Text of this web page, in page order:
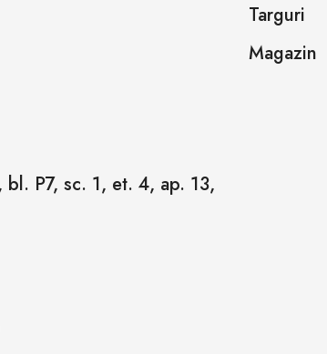
P7, sc. 1, et. 4, ap. 13,
Targuri
Magazin